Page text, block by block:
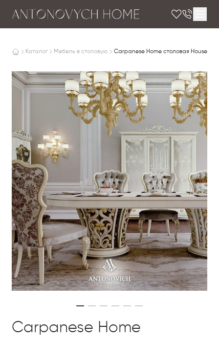
Каталог Мебель в столовую Carpanese Home столовая House of
Carpanese Home